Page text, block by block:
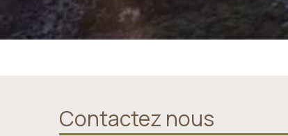
Contactez nous